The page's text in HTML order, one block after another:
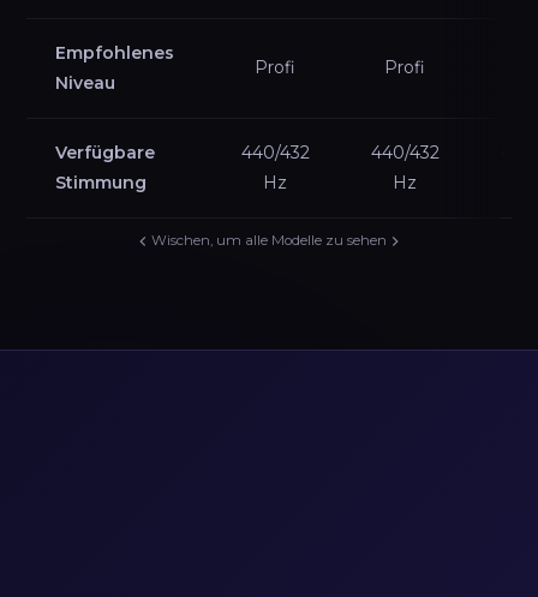
Empfohlenes
Niveau
Profi Profi
Verfügbare
Stimmung
440/432
Hz
440/432
Hz
Wischen, um alle Modelle zu sehen